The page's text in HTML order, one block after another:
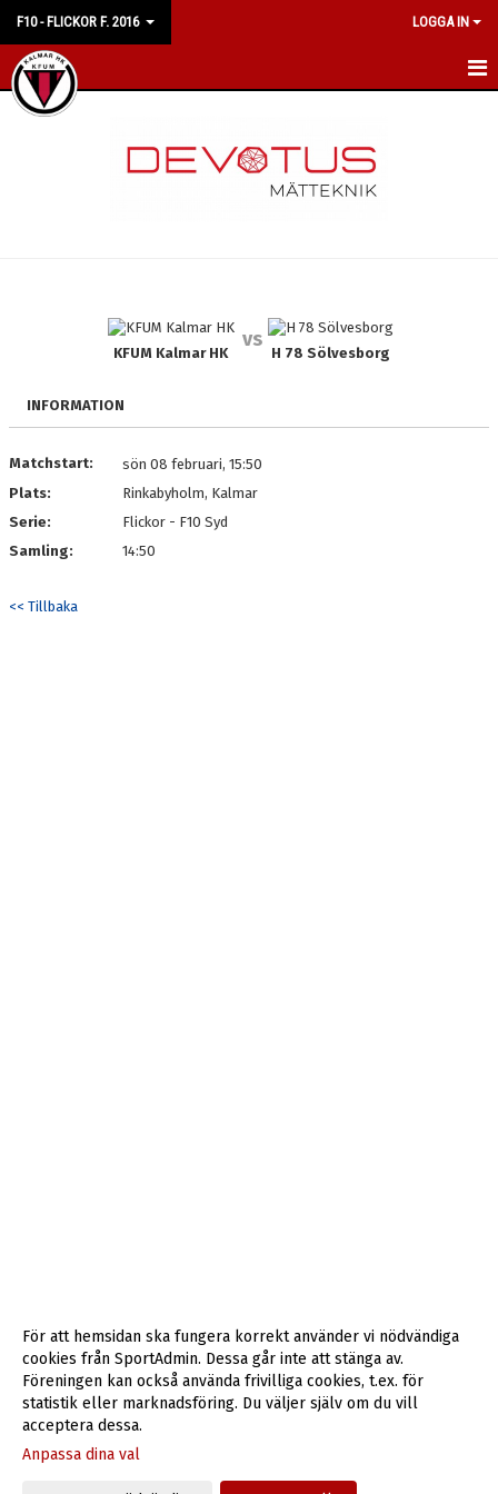
F10 - FLICKOR F. 2016 LOGGA IN
HEM
DOKUMENT
KFUM Kalmar HK
vs
H 78 Sölvesborg
INFORMATION
Matchstart:
sön 08 februari, 15:50
Plats:
Rinkabyholm, Kalmar
Serie:
Flickor - F10 Syd
Samling:
14:50
<< Tillbaka
Gå till Webbversion
För att hemsidan ska fungera korrekt använder vi nödvändiga
cookies från SportAdmin. Dessa går inte att stänga av.
Föreningen kan också använda frivilliga cookies, t.ex. för
statistik eller marknadsföring. Du väljer själv om du vill
acceptera dessa.
Anpassa dina val